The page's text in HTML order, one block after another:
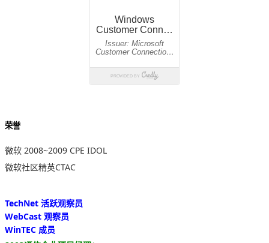
荣誉
微软 2008~2009 CPE IDOL
微软社区精英CTAC
TechNet 活跃观察员
WebCast 观察员
WinTEC 成员